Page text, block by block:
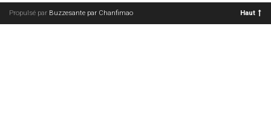
Propulsé par Buzzesante par Chanfimao Haut